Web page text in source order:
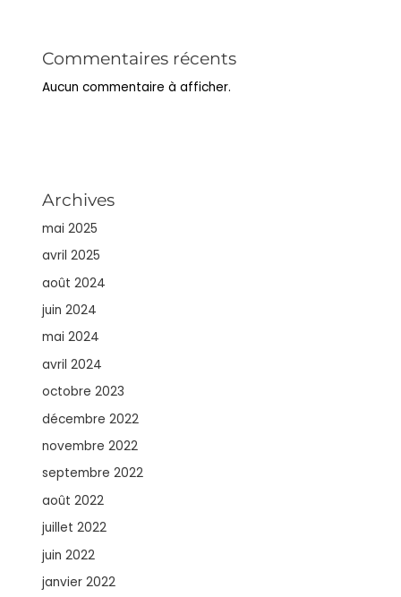
Commentaires récents
Aucun commentaire à afficher.
Archives
mai 2025
avril 2025
août 2024
juin 2024
mai 2024
avril 2024
octobre 2023
décembre 2022
novembre 2022
septembre 2022
août 2022
juillet 2022
juin 2022
janvier 2022